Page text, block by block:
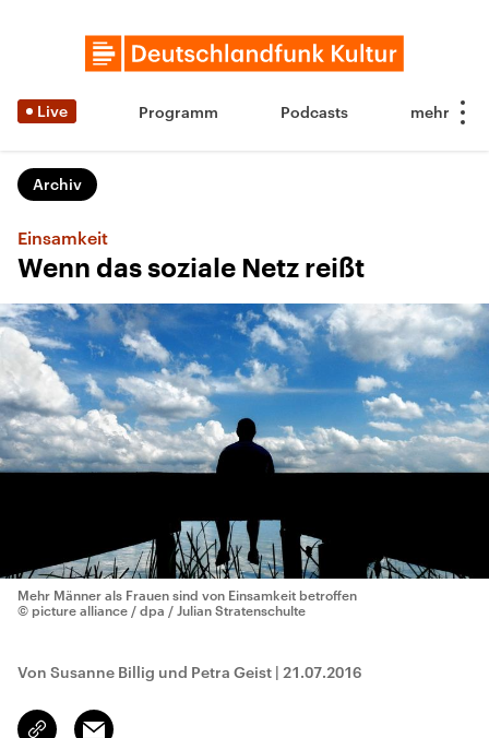
Live Programm Podcasts
Archiv
Einsamkeit
Wenn das soziale Netz reißt
Mehr Männer als Frauen sind von Einsamkeit betroffen
© picture alliance / dpa / Julian Stratenschulte
Von Susanne Billig und Petra Geist | 21.07.2016
Link
Email